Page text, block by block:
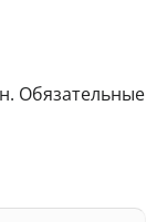
Обязательные